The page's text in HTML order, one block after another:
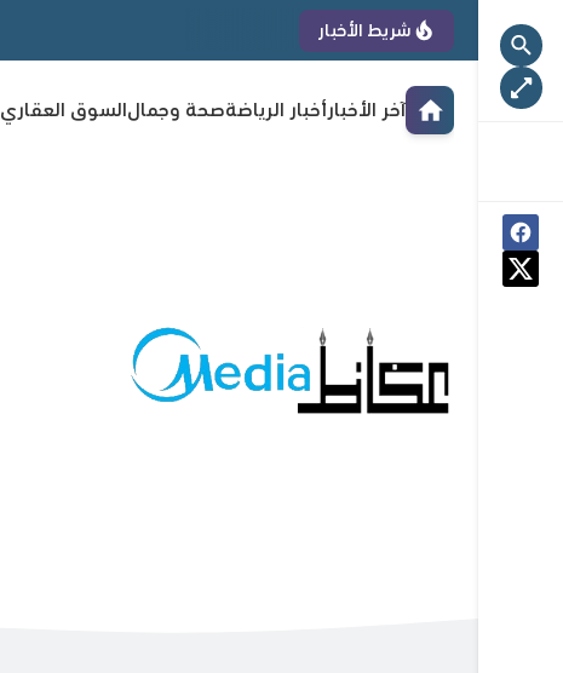
شريط الأخبار
آخر الأخبارأخبار الرياضةصحة وجمالالسوق العقاري